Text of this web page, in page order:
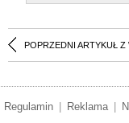
POPRZEDNI ARTYKUŁ Z
Regulamin Reklama